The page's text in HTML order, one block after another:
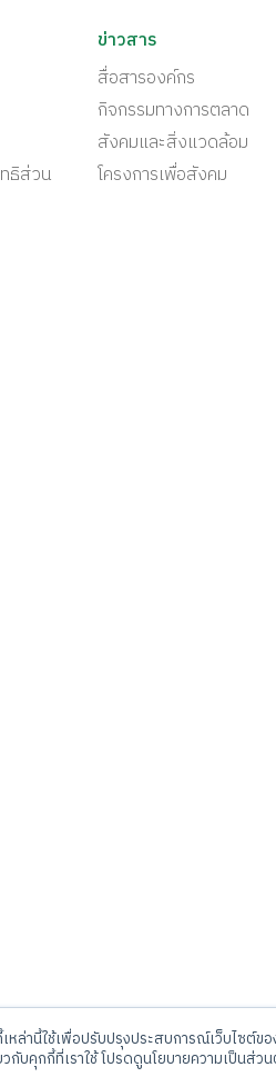
ล่านี้ใช้เพื่อปรับปรุงประสบการณ์เว็บไซต์
บคุกกี้ที่เราใช้ โปรดดูนโยบายความเป็นส่วน
ธิส่วน
ข่าวสาร
สื่อสารองค์กร
กิจกรรมทางการตลาด
สังคมและสิ่งแวดล้อม
โครงการเพื่อสังคม
E-mail